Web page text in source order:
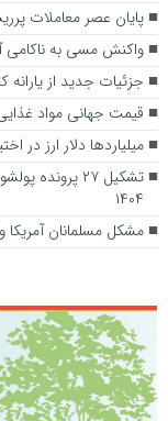
پایان عصر معاملات
واکنش مسی به ناکامی
جزئیات جدید از یارانه
قیمت جهانی مواد
میلیارد‌ها دلار ارز در
۱۴۰۴
مشکل مسلمانان